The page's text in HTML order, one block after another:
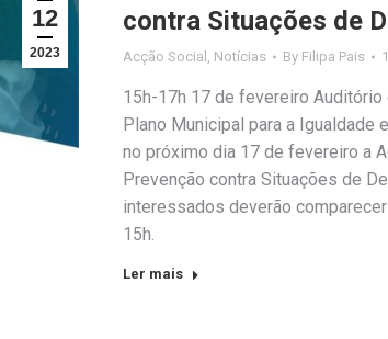
12
2023
contra Situações de
Acção Social , Notícias By Filipa Pais
15h-17h 17 de fevereiro
Plano Municipal para a Igualdade
no próximo dia 17 de fevereiro a
Prevenção contra Situações de
interessados deverão
15h.
Ler mais